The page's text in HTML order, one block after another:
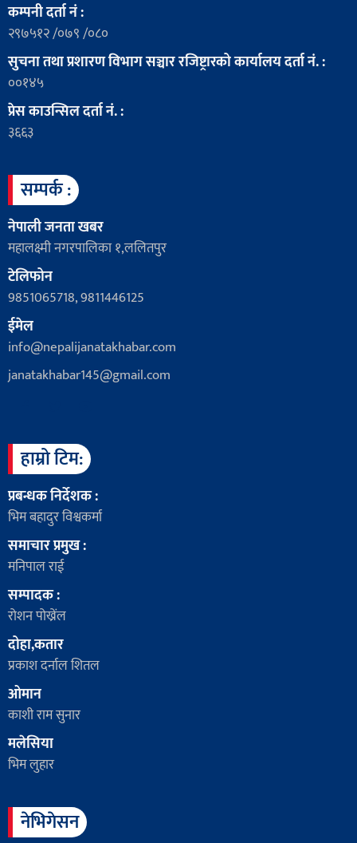
कम्पनी दर्ता नं :
२९७५१२ /०७९ /०८०
सुचना तथा प्रशारण विभाग सञ्चार रजिष्ट्रारको कार्यालय दर्ता नं. :
००१४५
प्रेस काउन्सिल दर्ता नं. :
३६६३
सम्पर्क :
नेपाली जनता खबर
महालक्ष्मी नगरपालिका १,ललितपुर
टेलिफोन
9851065718, 9811446125
ईमेल
info@nepalijanatakhabar.com
janatakhabar145@gmail.com
हाम्रो टिम:
प्रबन्धक निर्देशक :
भिम बहादुर विश्वकर्मा
समाचार प्रमुख :
मनिपाल राई
सम्पादक :
रोशन पोख्रेंल
दोहा,कतार
प्रकाश दर्नाल शितल
ओमान
काशी राम सुनार
मलेसिया
भिम लुहार
नेभिगेसन